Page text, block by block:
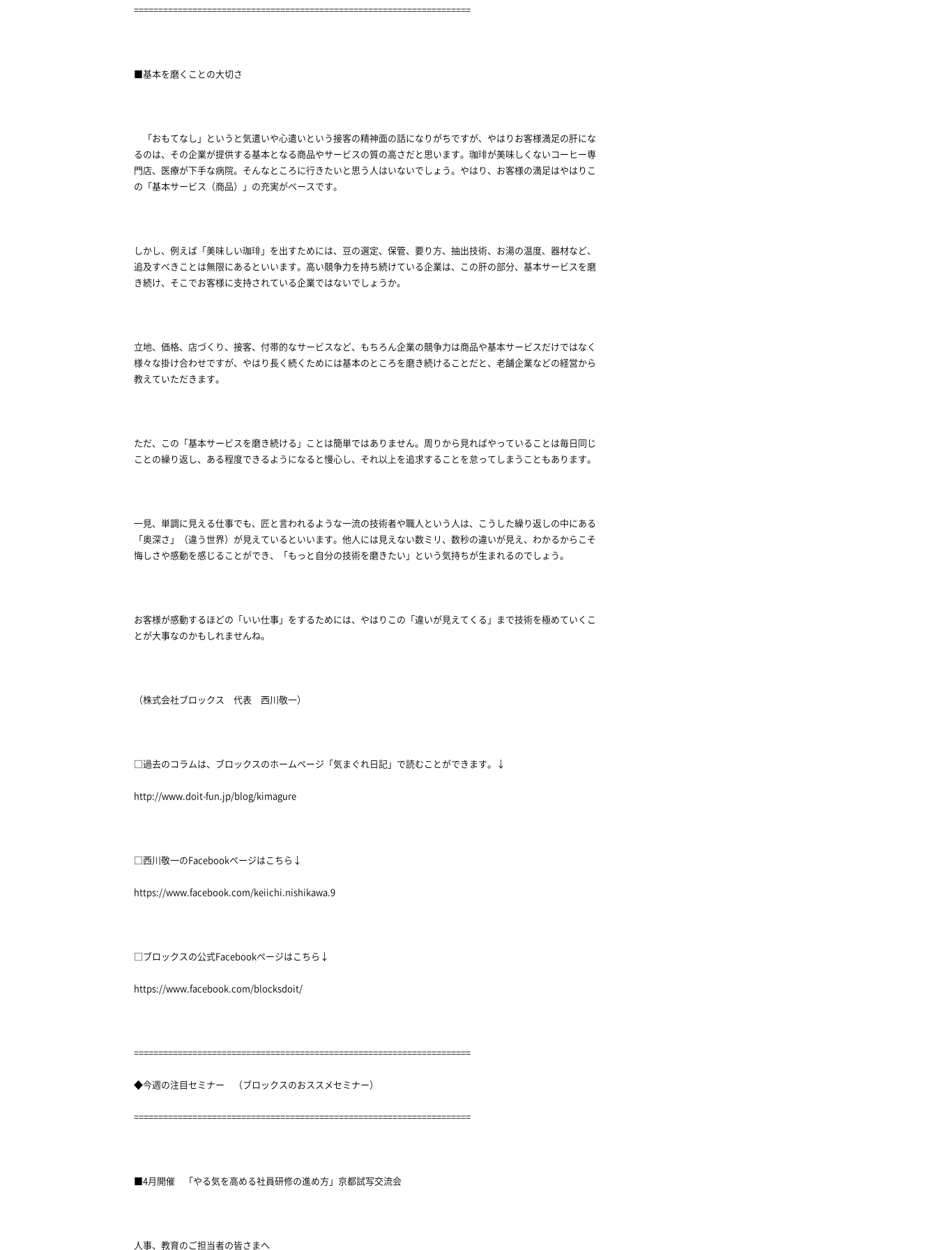
=====================================================================
■基本を磨くことの大切さ
「おもてなし」というと気遣いや心遣いという接客の精神面の話になりがちですが、やはりお客様満足の肝にな
るのは、その企業が提供する基本となる商品やサービスの質の高さだと思います。珈琲が美味しくないコーヒー専
門店、医療が下手な病院。そんなところに行きたいと思う人はいないでしょう。やはり、お客様の満足はやはりこ
の「基本サービス（商品）」の充実がベースです。
しかし、例えば「美味しい珈琲」を出すためには、豆の選定、保管、要り方、抽出技術、お湯の温度、器材など、
追及すべきことは無限にあるといいます。高い競争力を持ち続けている企業は、この肝の部分、基本サービスを磨
き続け、そこでお客様に支持されている企業ではないでしょうか。
立地、価格、店づくり、接客、付帯的なサービスなど、もちろん企業の競争力は商品や基本サービスだけではなく
様々な掛け合わせですが、やはり長く続くためには基本のところを磨き続けることだと、老舗企業などの経営から
教えていただきます。
ただ、この「基本サービスを磨き続ける」ことは簡単ではありません。周りから見ればやっていることは毎日同じ
ことの繰り返し、ある程度できるようになると慢心し、それ以上を追求することを怠ってしまうこともあります。
一見、単調に見える仕事でも、匠と言われるような一流の技術者や職人という人は、こうした繰り返しの中にある
「奥深さ」（違う世界）が見えているといいます。他人には見えない数ミリ、数秒の違いが見え、わかるからこそ
悔しさや感動を感じることができ、「もっと自分の技術を磨きたい」という気持ちが生まれるのでしょう。
お客様が感動するほどの「いい仕事」をするためには、やはりこの「違いが見えてくる」まで技術を極めていくこ
とが大事なのかもしれませんね。
（株式会社ブロックス 代表 西川敬一）
□過去のコラムは、ブロックスのホームページ「気まぐれ日記」で読むことができます。↓
http://www.doit-fun.jp/blog/kimagure
□西川敬一のFacebookページはこちら↓
https://www.facebook.com/keiichi.nishikawa.9
□ブロックスの公式Facebookページはこちら↓
https://www.facebook.com/blocksdoit/
=====================================================================
◆今週の注目セミナー （ブロックスのおススメセミナー）
=====================================================================
■4月開催 「やる気を高める社員研修の進め方」京都試写交流会
人事、教育のご担当者の皆さまへ